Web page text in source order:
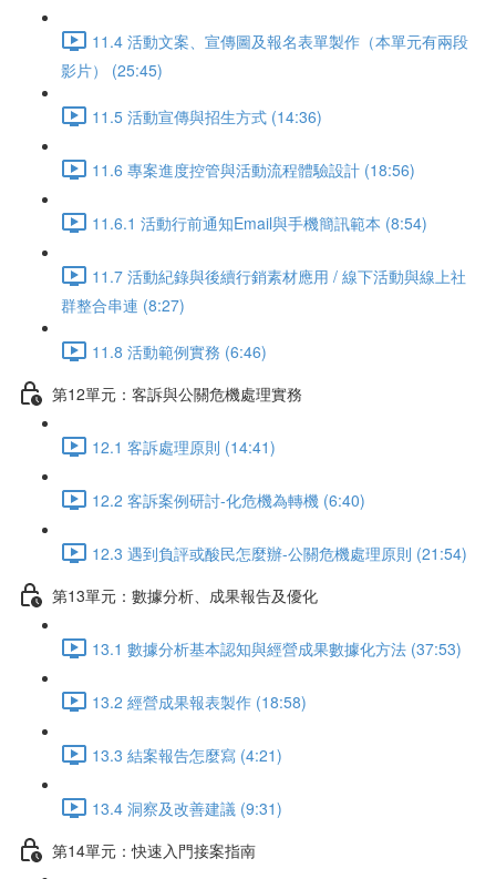
11.4 活動文案、宣傳圖及報名表單製作（本單元有兩段
影片） (25:45)
11.5 活動宣傳與招生方式 (14:36)
11.6 專案進度控管與活動流程體驗設計 (18:56)
11.6.1 活動行前通知Email與手機簡訊範本 (8:54)
11.7 活動紀錄與後續行銷素材應用 / 線下活動與線上社
群整合串連 (8:27)
11.8 活動範例實務 (6:46)
第12單元：客訴與公關危機處理實務
12.1 客訴處理原則 (14:41)
12.2 客訴案例研討-化危機為轉機 (6:40)
12.3 遇到負評或酸民怎麼辦-公關危機處理原則 (21:54)
第13單元：數據分析、成果報告及優化
13.1 數據分析基本認知與經營成果數據化方法 (37:53)
13.2 經營成果報表製作 (18:58)
13.3 結案報告怎麼寫 (4:21)
13.4 洞察及改善建議 (9:31)
第14單元：快速入門接案指南